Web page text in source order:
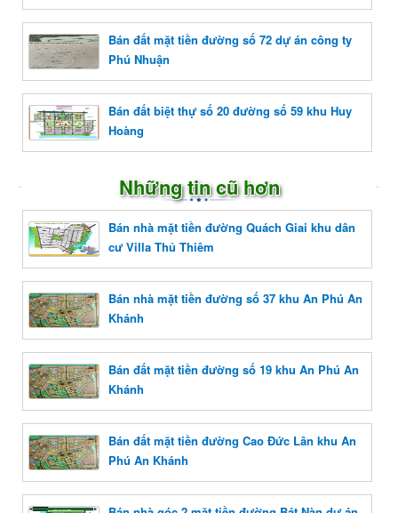
Bán đất mặt tiền đường số 72 dự án công ty
Phú Nhuận
Bán đất biệt thự số 20 đường số 59 khu Huy
Hoàng
Những tin cũ hơn
Bán nhà mặt tiền đường Quách Giai khu dân
cư Villa Thủ Thiêm
Bán nhà mặt tiền đường số 37 khu An Phú An
Khánh
Bán đất mặt tiền đường số 19 khu An Phú An
Khánh
Bán đất mặt tiền đường Cao Đức Lân khu An
Phú An Khánh